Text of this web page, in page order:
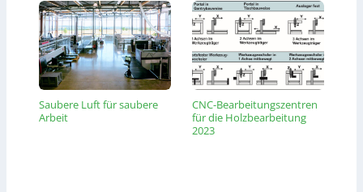
Saubere Luft für saubere
Arbeit
CNC-Bearbeitungszentren
für die Holzbearbeitung
2023